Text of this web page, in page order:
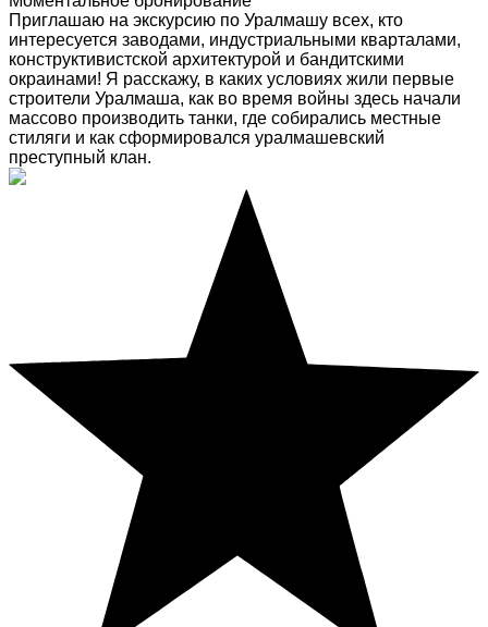
Приглашаю на экскурсию по Уралмашу всех, кто
интересуется заводами, индустриальными кварталами,
конструктивистской архитектурой и бандитскими
окраинами! Я расскажу, в каких условиях жили первые
строители Уралмаша, как во время войны здесь начали
массово производить танки, где собирались местные
стиляги и как сформировался уралмашевский
преступный клан.